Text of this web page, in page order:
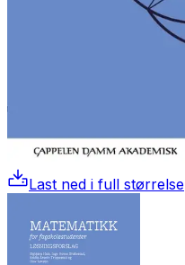
Last ned i full størrelse